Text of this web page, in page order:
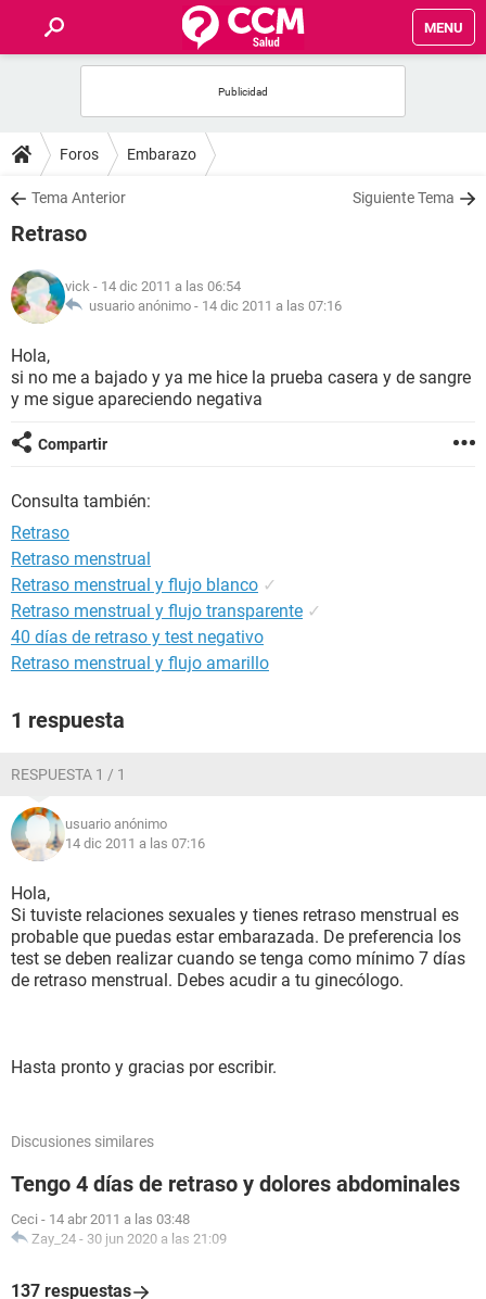
MENU
FOROS
SALUD
NUTRICIÓN
BIENESTAR
Foros Embarazo
Tema Anterior Siguiente Tema
Retraso
vick - 14 dic 2011 a las 06:54
usuario anónimo - 14 dic 2011 a las 07:16
Hola,
si no me a bajado y ya me hice la prueba casera y de sangre
y me sigue apareciendo negativa
Compartir
Consulta también:
Retraso
Retraso menstrual
Retraso menstrual y flujo blanco ✓
Retraso menstrual y flujo transparente ✓
40 días de retraso y test negativo
Retraso menstrual y flujo amarillo
1 respuesta
RESPUESTA 1 / 1
usuario anónimo
14 dic 2011 a las 07:16
Hola,
Si tuviste relaciones sexuales y tienes retraso menstrual es
probable que puedas estar embarazada. De preferencia los
test se deben realizar cuando se tenga como mínimo 7 días
de retraso menstrual. Debes acudir a tu ginecólogo.
Hasta pronto y gracias por escribir.
Discusiones similares
Tengo 4 días de retraso y dolores abdominales
Ceci - 14 abr 2011 a las 03:48
Zay_24 - 30 jun 2020 a las 21:09
137 respuestas